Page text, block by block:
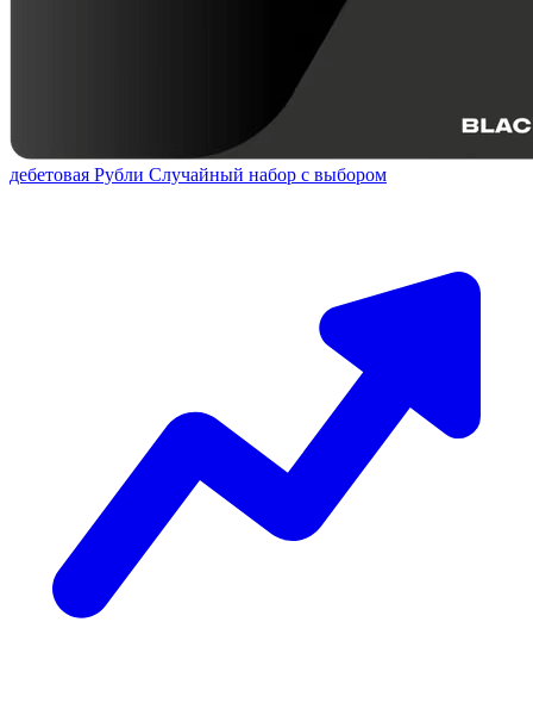
дебетовая Рубли Случайный набор с выбором